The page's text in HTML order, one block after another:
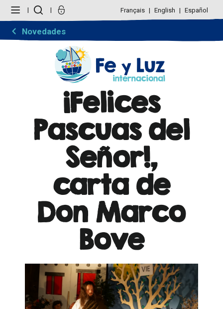
contenido.
navegación
Personales
Français English Español
Novedades
¡Felices
Pascuas del
Señor!,
carta de
Don Marco
Bove